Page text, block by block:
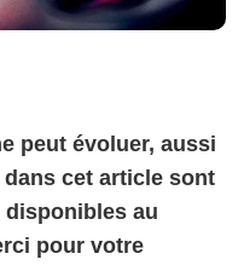
peut évoluer, aussi
cet article sont
au
pour votre